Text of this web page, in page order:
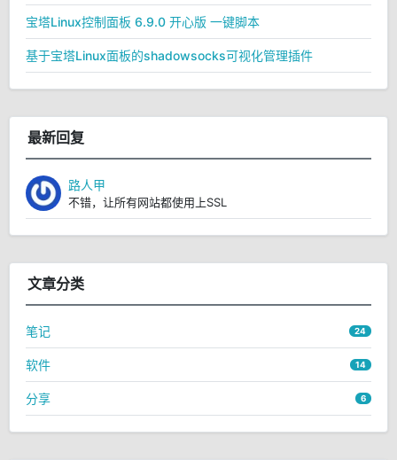
宝塔Linux控制面板 6.9.0 开心版 一键脚本
基于宝塔Linux面板的shadowsocks可视化管理插件
最新回复
路人甲
不错，让所有网站都使用上SSL
文章分类
笔记 24
软件 14
分享 6